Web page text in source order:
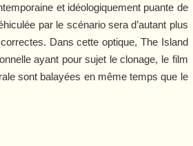
et idéologiquement puante de
par le scénario sera d’autant plus
Dans cette optique, The Island
ayant pour sujet le clonage, le film
sont balayées en même temps que le